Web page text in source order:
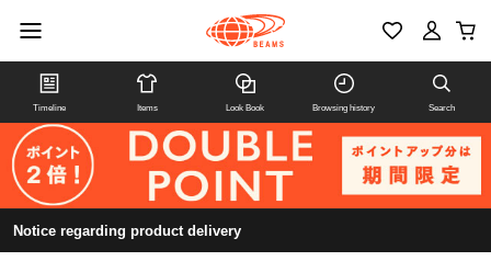
Timeline Items Look Book Browsing history Search
Notice regarding product delivery